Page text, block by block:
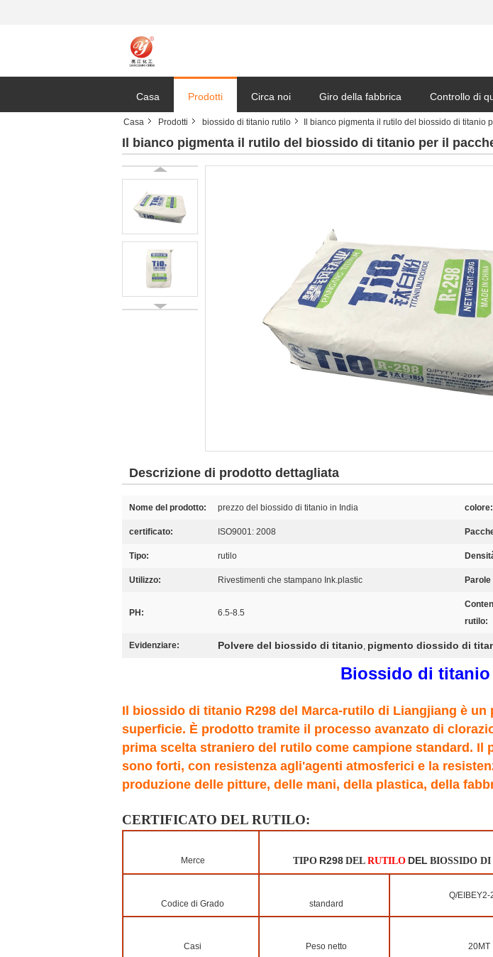
Casa Prodotti Circa noi Giro della fabbrica Controllo di
Casa Prodotti biossido di titanio rutilo Il bianco pigmenta il rutilo del biossido di
Il bianco pigmenta il rutilo del biossido di titanio per il
Descrizione di prodotto dettagliata
Nome del prodotto: prezzo del biossido di titanio in India colore:
certificato: ISO9001: 2008
Tipo: rutilo
Utilizzo: Rivestimenti che stampano Ink.plastic
PH: 6.5-8.5
rutilo:
Evidenziare: Polvere del biossido di titanio, pigmento diossido di
Biossido di titanio
Il biossido di titanio R298 del Marca-rutilo di Liangjiang è
superficie. È prodotto tramite il processo avanzato di
prima scelta straniero del rutilo come campione standard.
sono forti, con resistenza agli'agenti atmosferici e la
produzione delle pitture, delle mani, della plastica, della
CERTIFICATO DEL RUTILO:
Merce TIPO R298 DEL RUTILO DEL BIOSSIDO
Codice di Grado standard
Q/EIBEY2-
Casi Peso netto 20MT